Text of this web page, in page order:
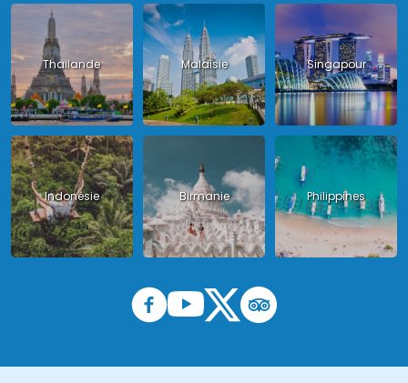
Thailande Malaisie Singapour
Indonésie Birmanie Philippines